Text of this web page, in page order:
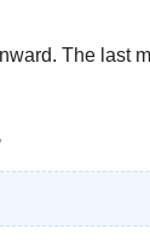
The last